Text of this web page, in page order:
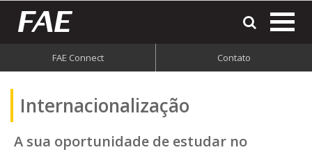
FAE Connect Contato
Internacionalização
A sua oportunidade de estudar no